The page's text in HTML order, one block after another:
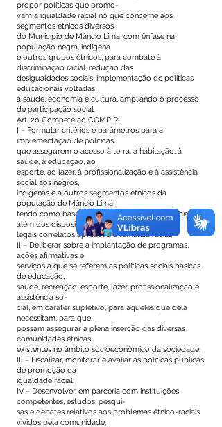
propor políticas que promo-
vam a igualdade racial no que concerne aos
segmentos étnicos diversos
do Município de Mâncio Lima, com ênfase na
população negra, indígena
e outros grupos étnicos, para combate à
discriminação racial, redução das
desigualdades sociais, implementação de políticas
educacionais voltadas
a saúde, economia e cultura, ampliando o processo
de participação social.
Art. 2o Compete ao COMPIR:
I – Formular critérios e parâmetros para a
implementação de políticas
que assegurem o acesso à terra, à habitação, à
saúde, à educação, ao
esporte, ao lazer, à profissionalização e à assistência
social aos negros,
indígenas e a outros segmentos étnicos da
população de Mâncio Lima,
tendo como base o Estatuto da Igualdade Racial,
além dos dispositivos
legais correlatos aplicáveis à temática racial;
II – Deliberar sobre a implantação de programas,
ações afirmativas e
serviços a que se referem as políticas sociais básicas
de educação,
saúde, recreação, esporte, lazer, profissionalização e
assistência so-
cial, em caráter supletivo, para aqueles que dela
necessitam, para que
possam assegurar a plena inserção das diversas
comunidades étnicas
existentes no âmbito socioeconômico da sociedade;
III – Fiscalizar, monitorar e avaliar as políticas públicas
de promoção da
igualdade racial;
IV – Desenvolver, em parceria com instituições
competentes, estudos, pesqui-
sas e debates relativos aos problemas étnico-raciais
vividos pela comunidade;